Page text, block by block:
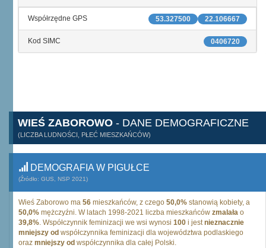
22.106667
53.327500
Współrzędne GPS
0406720
Kod SIMC
WIEŚ ZABOROWO - DANE DEMOGRAFICZNE
(LICZBA LUDNOŚCI, PŁEĆ MIESZKAŃCÓW)
DEMOGRAFIA W PIGUŁCE
(Źródło: GUS, NSP 2021)
Wieś Zaborowo ma 56 mieszkańców, z czego 50,0% stanowią kobiety, a
50,0% mężczyźni. W latach 1998-2021 liczba mieszkańców zmalała o
39,8%. Współczynnik feminizacji we wsi wynosi 100 i jestnieznacznie
mniejszy od współczynnika feminizacji dla województwa podlaskiego
oraz mniejszy od współczynnika dla całej Polski.